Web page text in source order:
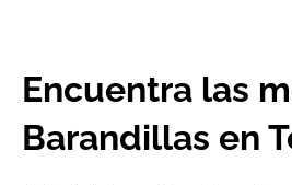
Encuentra las
Barandillas en